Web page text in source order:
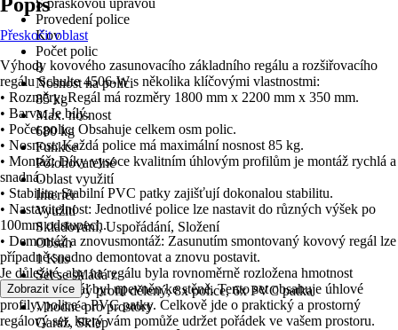
S práškovou úpravou
Provedení police
Kov
Počet polic
8
Nosnost na polici
85 kg
Max. nosnost
680 kg
Funkce
Polohovatelné
Oblast využití
Interiér
Využití
Skladování, Uspořádání, Složení
Obsah
1 Kus
Set se skládá z
6x úhlový profil dělený, 8x police, 6x PVC patka
Vhodné pro prostory
Garáž, Sklep
Přeskočit oblast
Výhody kovového zasunovacího základního regálu a rozšiřovacího
regálu Schulte 4506-W s několika klíčovými vlastnostmi:
• Rozměry: Regál má rozměry 1800 mm x 2200 mm x 350 mm.
• Barva: Je bílý.
• Počet polic: Obsahuje celkem osm polic.
• Nosnost: Každá police má maximální nosnost 85 kg.
• Montáž: Díky vysoce kvalitním úhlovým profilům je montáž rychlá a
snadná.
• Stabilita: Stabilní PVC patky zajišťují dokonalou stabilitu.
• Nastavitelnost: Jednotlivé police lze nastavit do různých výšek po
100mm odstupech.
• Demontáž a znovusmontáž: Zasunutím smontovaný kovový regál lze
případně snadno demontovat a znovu postavit.
Je důležité, aby na regálu byla rovnoměrně rozložena hmotnost
břemene a regál byl upevněn ke stěně. Tento set obsahuje úhlové
profily, police a PVC patky. Celkově jde o praktický a prostorný
regálový set, který vám pomůže udržet pořádek ve vašem prostoru.
Zobrazit více